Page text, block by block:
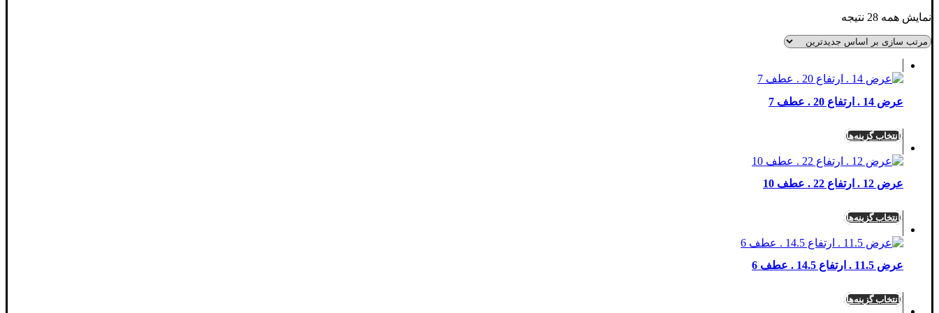
نمایش همه 28 نتیجه
اساس
عرض 14 . ارتفاع 20 . عطف 7
انتخاب گزینه‌ها
عرض 12 . ارتفاع 22 . عطف 10
انتخاب گزینه‌ها
عرض 11.5 . ارتفاع 14.5 . عطف 6
انتخاب گزینه‌ها